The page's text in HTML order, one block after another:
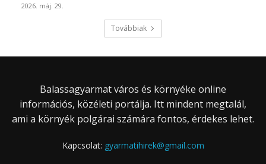
2026. máj. 29.
Továbbiak
Balassagyarmat város és környéke online
információs, közéleti portálja. Itt mindent megtalál,
ami a környék polgárai számára fontos, érdekes lehet.
Kapcsolat: gyarmatihirek@gmail.com